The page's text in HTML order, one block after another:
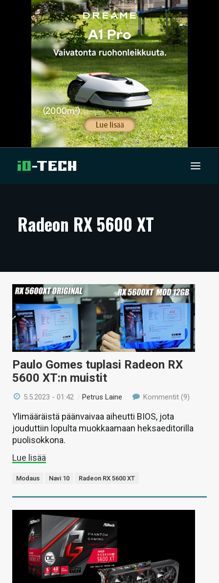
ARTIKKELIT
TECHBBS
TIETOA
HINTA.FI
KAUPPA
Radeon RX 5600 XT
Paulo Gomes tuplasi Radeon RX
5600 XT:n muistit
5.5.2023 - 01:42 /Petrus Laine Kommentit (9)
Ylimääräistä päänvaivaa aiheutti BIOS, jota
jouduttiin lopulta muokkaamaan heksaeditorilla
puolisokkona.
Lue lisää
Modaus Navi 10 Radeon RX 5600 XT